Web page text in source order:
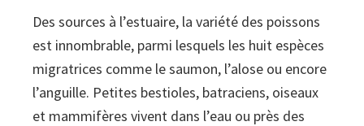
Des sources à l’estuaire, la variété des poissons
est innombrable, parmi lesquels les huit espèces
migratrices comme le saumon, l’alose ou encore
l’anguille. Petites bestioles, batraciens, oiseaux
et mammifères vivent dans l’eau ou près des